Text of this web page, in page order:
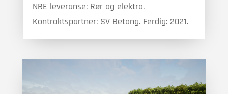
NRE leveranse: Rør og elektro.
Kontraktspartner: SV Betong. Ferdig: 2021.